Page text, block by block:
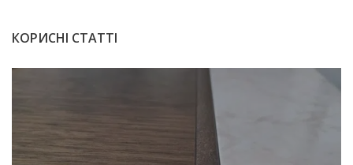
КОРИСНІ СТАТТІ